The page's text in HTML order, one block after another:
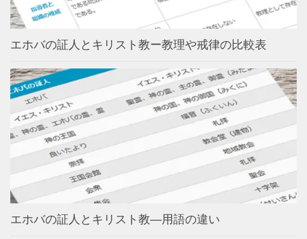
エホバの証人とキリスト教ー教理や戒律の比較表
エホバの証人とキリスト教―用語の違い